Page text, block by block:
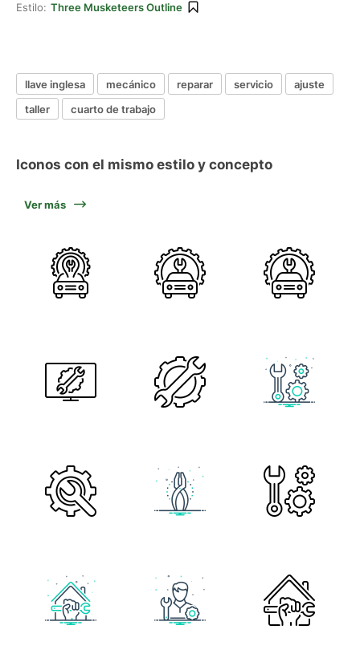
Estilo: Three Musketeers Outline
llave inglesa mecánico reparar servicio
ajuste
taller
cuarto de trabajo
Iconos con el mismo estilo y concepto
Ver más